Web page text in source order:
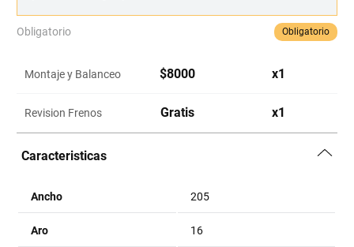
Obligatorio Obligatorio
Montaje y Balanceo $8000 x1
Revision Frenos Gratis x1
Caracteristicas
Ancho 205
Aro 16